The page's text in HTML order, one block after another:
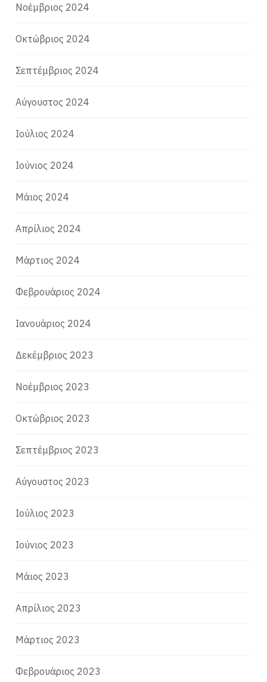
Νοέμβριος 2024
Οκτώβριος 2024
Σεπτέμβριος 2024
Αύγουστος 2024
Ιούλιος 2024
Ιούνιος 2024
Μάιος 2024
Απρίλιος 2024
Μάρτιος 2024
Φεβρουάριος 2024
Ιανουάριος 2024
Δεκέμβριος 2023
Νοέμβριος 2023
Οκτώβριος 2023
Σεπτέμβριος 2023
Αύγουστος 2023
Ιούλιος 2023
Ιούνιος 2023
Μάιος 2023
Απρίλιος 2023
Μάρτιος 2023
Φεβρουάριος 2023